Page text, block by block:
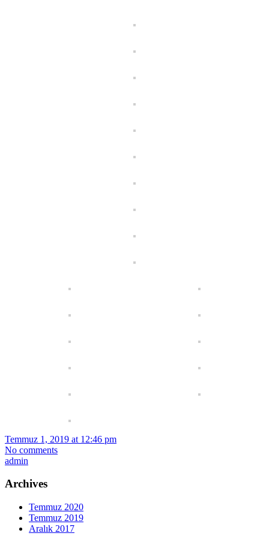
Temmuz 1, 2019 at 12:46 pm
No comments
admin
Archives
Temmuz 2020
Temmuz 2019
Aralık 2017